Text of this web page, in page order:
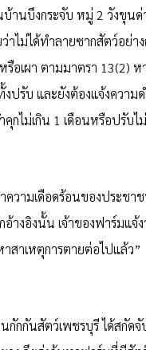
านบึงกระจับ หมู่ 2 วังขุน
ม่ได้ทำลายซากสัตว์อย่าง
อเผา ตามมาตรา 13(2)
รับ และยังต้องแจ้งความ
กไม่เกิน 1 เดือนหรือปรั
วามเดือดร้อนของประช
อิงนั้น เจ้าของฟาร์มแจ้ง
สาเหตุการตายต่อไปแล้ว”
กักกันสัตว์เพชรบุรี ได้สกั